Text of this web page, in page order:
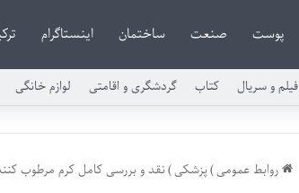
پوست صنعت ساختمان اینستاگرام
فیلم و سریال کتاب گردشگری و اقامتی لوازم خانگی
روابط عمومی)پزشکی)نقد و بررسی کامل کرم مرطوب